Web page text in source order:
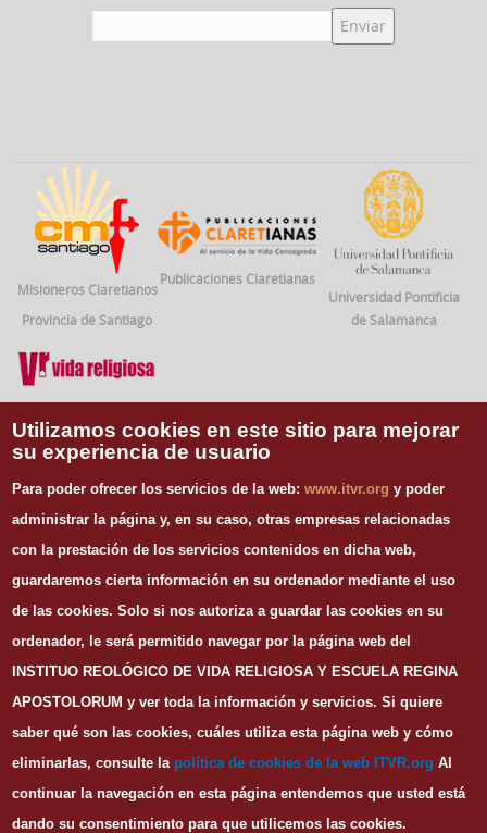
Misioneros Claretianos
Provincia de Santiago
Publicaciones Claretianas
Universidad Pontificia
de Salamanca
Vida Religiosa
Instituto Teológico de Vida Religiosa
Escuela Regina Apostolorum
28008 Madrid
Tel. 91 540 12 73
Whatsapp: 626 278 077
email.secretaria@itvr.org
Lunes a Viernes: 10h-14h y 16:30h-20:30h
Utilizamos cookies en este sitio para mejorar
su experiencia de usuario
Para poder ofrecer los servicios de la web:www.itvr.org y poder
administrar la página y, en su caso, otras empresas relacionadas
con la prestación de los servicios contenidos en dicha web,
guardaremos cierta información en su ordenador mediante el uso
de las cookies. Solo si nos autoriza a guardar las cookies en su
ordenador, le será permitido navegar por la página web del
INSTITUO REOLÓGICO DE VIDA RELIGIOSA Y ESCUELA REGINA
APOSTOLORUM y ver toda la información y servicios. Si quiere
saber qué son las cookies, cuáles utiliza esta página web y cómo
eliminarlas, consulte la política de cookies de la web ITVR.org Al
continuar la navegación en esta página entendemos que usted está
dando su consentimiento para que utilicemos las cookies.